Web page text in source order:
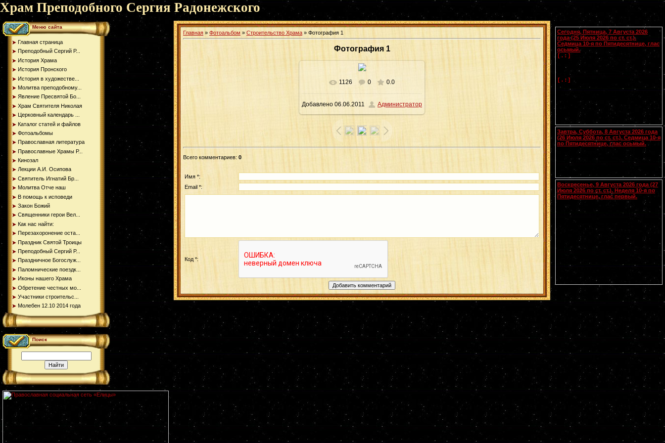
Храм Преподобного Сергия Радонежского
Меню сайта
Главная страница
Преподобный Сергий Р...
История Храма
История Пронского
История в художестве...
Молитва преподобному...
Явление Пресвятой Бо...
Храм Святителя Николая
Церковный календарь ...
Каталог статей и файлов
Фотоальбомы
Православная литература
Православные Храмы Р...
Кинозал
Лекции А.И. Осипова
Святитель Игнатий Бр...
Молитва Отче наш
В помощь к исповеди
Закон Божий
Священники герои Вел...
Как нас найти:
Перезахоронение оста...
Праздник Святой Троицы
Преподобный Сергий Р...
Праздничное Богослуж...
Паломнические поездк...
Иконы нашего Храма
Обретение честных мо...
Участники строительс...
Молебен 12.10 2014 года
Поиск
Главная » Фотоальбом » Строительство Храма » Фотография 1
Фотография 1
В реальном размере 1600x1066
239.7Kb
1126 0 0.0
Добавлено 06.06.2011 Администратор
Всего комментариев: 0
Имя *:
Email *:
Код *:
Сегодня, Пятница, 7 Августа 2026
года (25 Июля 2026 по ст. ст.).
Седмица 10-я по Пятидесятнице, глас
осьмый.
[.:]
Успение прав. Анны
Пресвятой Богородицы. Свв. жен
Олимпиады диакониссы (408-410) и
Евпраксии девы, Тавеннской (413).
[.:]
Унженского (1444). Мчч. Санкта,
Маттура, Аттала и Бландины, Лионских
(553).
Чтения на этот год не определены
Завтра, Суббота, 8 Августа 2026 года
(26 Июля 2026 по ст. ст.). Седмица 10-я
по Пятидесятнице, глас осьмый.
Сщмчч. Ермолая, Ермиппа и Ермократа,
иереев Никомидийских (ок. 305). Прп.
Моисея Угрина, Печерского, в Ближних
(138-161).
Воскресенье, 9 Августа 2026 года (27
Июля 2026 по ст. ст.). Неделя 10-я по
Пятидесятнице, глас первый.
Собор Смоленских святых
переходящее празднование в
воскресенье перед 28 июля
[.:]
Вмч.
(305). Прп.
Германа Аляскинского (1837). Блж.
Николая Кочанова, Христа ради
юродивого, Новгородского (1392). Прп.
Анфисы игумении и 90 сестер ее (VIII).
Свт. Иоасафа, митр. Московского.
Охридского (916), Наума, Саввы,
Горазда и Ангеляра, учеников свв.
Христодула (1777) (
Греч.